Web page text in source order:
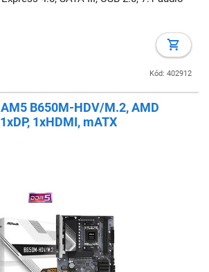
Kód: 402912
B650M-HDV/M.2, AMD
1xHDMI, mATX